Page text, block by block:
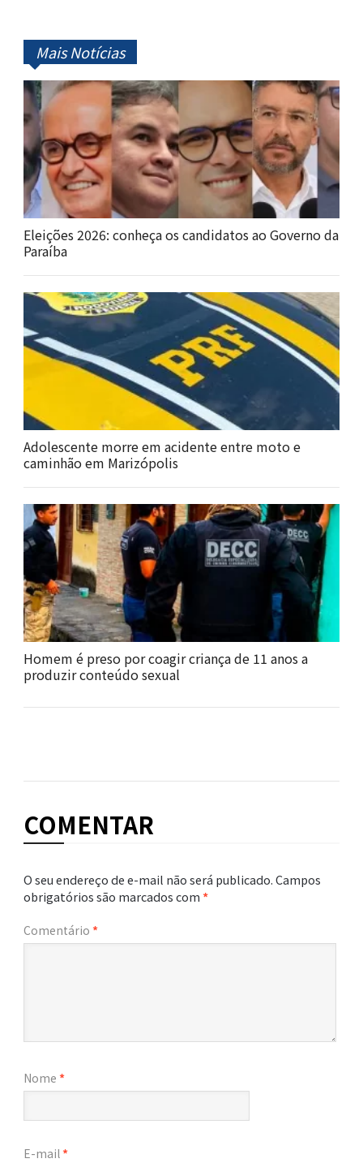
Mais Notícias
Eleições 2026: conheça os candidatos ao Governo da
Paraíba
Adolescente morre em acidente entre moto e
caminhão em Marizópolis
Homem é preso por coagir criança de 11 anos a
produzir conteúdo sexual
COMENTAR
O seu endereço de e-mail não será publicado.Campos
obrigatórios são marcados com*
Comentário *
Nome *
E-mail*